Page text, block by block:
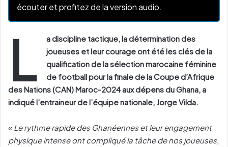
écouter et profitez de la version audio.
L
a discipline tactique, la détermination des
joueuses et leur courage ont été les clés de la
qualification de la sélection marocaine féminine
de football pour la finale de la Coupe d’Afrique
des Nations (CAN) Maroc-2024 aux dépens du Ghana, a
indiqué l’entraineur de l’équipe nationale, Jorge Vilda.
« Le rythme rapide des Ghanéennes et leur engagement
physique intense ont compliqué la tâche de nos joueuses,